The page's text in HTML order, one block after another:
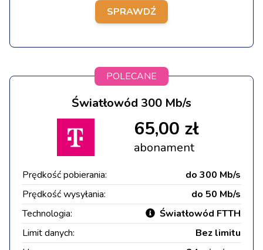
SPRAWDŹ
POLECANE
Światłowód 300 Mb/s
65,00 zł
abonament
Prędkość pobierania:
do 300 Mb/s
Prędkość wysyłania:
do 50 Mb/s
Technologia:
Światłowód FTTH
Limit danych:
Bez limitu